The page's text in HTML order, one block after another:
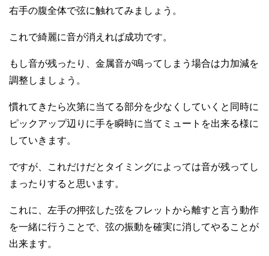
右手の腹全体で弦に触れてみましょう。
これで綺麗に音が消えれば成功です。
もし音が残ったり、金属音が鳴ってしまう場合は力加減を
調整しましょう。
慣れてきたら次第に当てる部分を少なくしていくと同時に
ピックアップ辺りに手を瞬時に当てミュートを出来る様に
していきます。
ですが、これだけだとタイミングによっては音が残ってし
まったりすると思います。
これに、左手の押弦した弦をフレットから離すと言う動作
を一緒に行うことで、弦の振動を確実に消してやることが
出来ます。